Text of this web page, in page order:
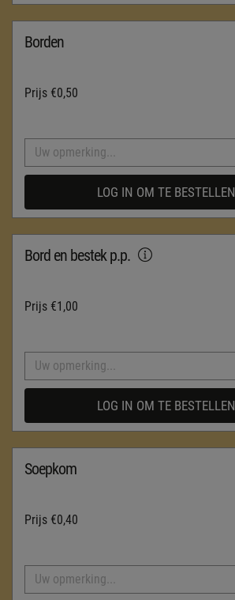
Borden
Prijs €0,50
LOG IN OM TE BESTELLEN
Bord en bestek p.p.
Prijs €1,00
LOG IN OM TE BESTELLEN
Soepkom
Prijs €0,40